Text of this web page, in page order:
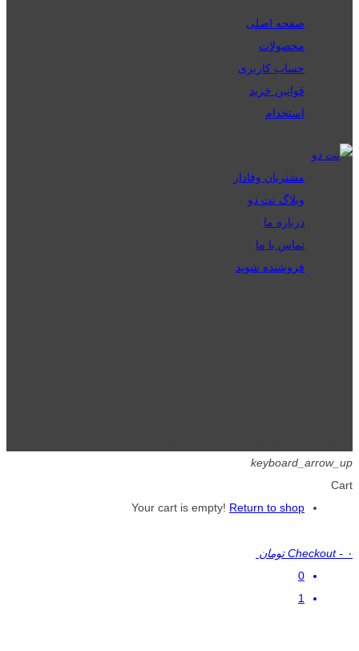
صفحه اصلی
محصولات
حساب کاربری
قوانین خرید
استخدام
مشتریان وفادار
وبلاگ نت دو
درباره ما
تماس با ما
فروشنده شوید
keyboard_arrow_up
Cart
Your cart is empty! Return to shop
Checkout - ۰ تومان
0
1